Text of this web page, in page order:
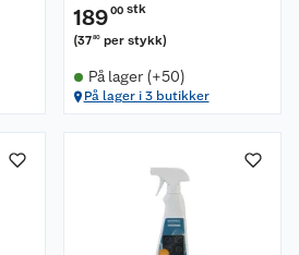
18900 stk
(3780 per stykk)
På lager (+50)
På lager i 3 butikker